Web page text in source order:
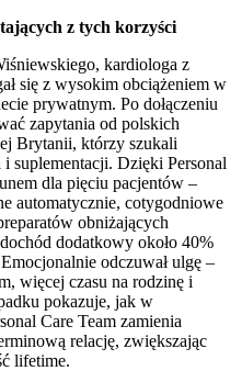
z tych korzyści
kardiologa z
się z wysokim obciążeniem w
prywatnym. Po dołączeniu
zapytania od polskich
Brytanii, którzy szukali
suplementacji. Dzięki Personal
dla pięciu pacjentów –
automatycznie, cotygodniowe
obniżających
dodatkowy około 40%
odczuwał ulgę –
więcej czasu na rodzinę i
pokazuje, jak w
Care Team zamienia
relację, zwiększając
lifetime.